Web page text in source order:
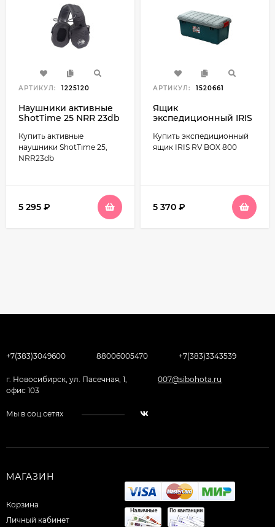
АРТИКУЛ: 1225120
Наушники активные
ShotTime 25 NRR 23db
Купить активные
наушники ShotTime 25,
NRR23db
5 295 ₽
АРТИКУЛ: 1520661
Ящик
экспедиционный IRIS
Купить экспедиционный
ящик IRIS RV BOX 800
5 370 ₽
+7(383)3049600 88006005470 +7(383)3343539
г. Новосибирск, ул. Пасечная, 1,
офис 103
007@sibohota.ru
Мы в соц.сетях
МАГАЗИН
Корзина
Личный кабинет